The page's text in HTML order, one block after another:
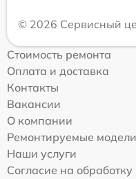
© 2026 Сервисный
Стоимость ремонта
Оплата и доставка
Контакты
Вакансии
О компании
Ремонтируемые модели
Наши услуги
Согласие на